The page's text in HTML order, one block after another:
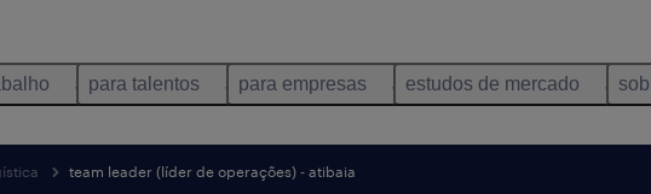
para talentos para empresas estudos de mercado
team leader (líder de operações) - atibaia